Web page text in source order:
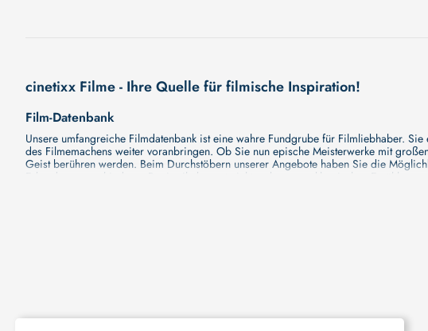
cinetixx Filme - Ihre Quelle für filmische Inspiration!
Film-Datenbank
Unsere umfangreiche Filmdatenbank ist eine wahre Fundgrube für Filmliebhaber.
des Filmemachens weiter voranbringen. Ob Sie nun epische Meisterwerke mit
Geist berühren werden. Beim Durchstöbern unserer Angebote haben Sie die
Erkundung verschiedener Regiestile kommt nicht zu kurz, von klassischen
Hollywood-Hits findet. Natürlich gibt es auch diese, aber darüber hinaus bemühen
hinzufügen. Mit uns können Sie Ihr Wissen über Ihre Lieblingskünstler und ihr